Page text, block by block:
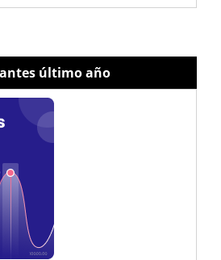
último año